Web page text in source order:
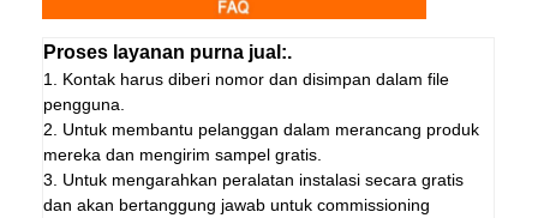
Proses layanan purna jual:.
1. Kontak harus diberi nomor dan disimpan dalam file
pengguna.
2. Untuk membantu pelanggan dalam merancang produk
mereka dan mengirim sampel gratis.
3. Untuk mengarahkan peralatan instalasi secara gratis
dan akan bertanggung jawab untuk commissioning